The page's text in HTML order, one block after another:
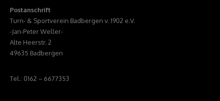
Postanschrift
Turn- & Sportverein Badbergen v. 1902 e.V.
-Jan-Peter Weller-
Alte Heerstr. 2
49635 Badbergen
Tel.: 0162 – 6677353